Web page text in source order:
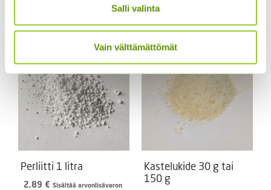
Salli valinta
Vain välttämättömät
24,90 €
arvonlisäveron
Perliitti 1 litra
2,89 € Sisältää arvonlisäveron
Kastelukide 30 g tai
150 g